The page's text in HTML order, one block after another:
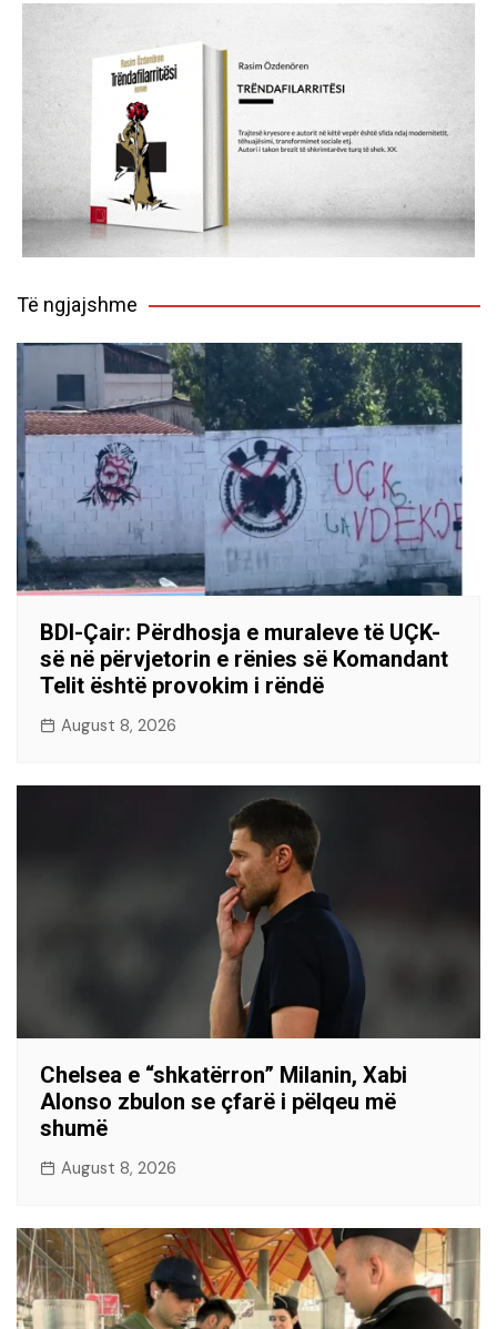
Të ngjajshme
BDI-Çair: Përdhosja e muraleve të UÇK-
së në përvjetorin e rënies së Komandant
Telit është provokim i rëndë
August 8, 2026
Chelsea e “shkatërron” Milanin, Xabi
Alonso zbulon se çfarë i pëlqeu më
shumë
August 8, 2026